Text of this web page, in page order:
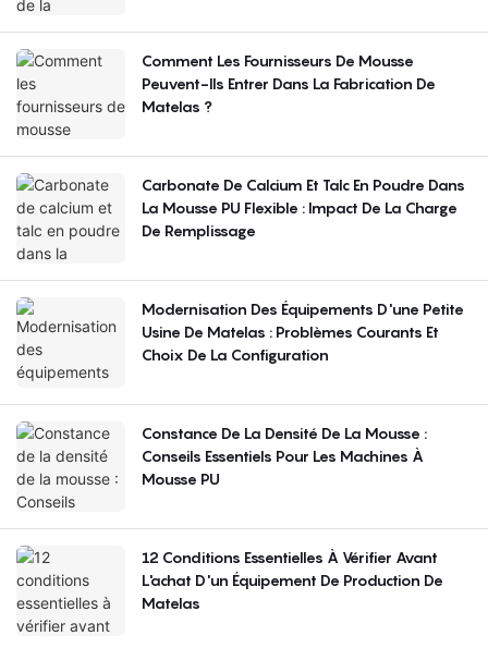
Comment Les Fournisseurs De Mousse
Peuvent-Ils Entrer Dans La Fabrication De
Matelas ?
Carbonate De Calcium Et Talc En Poudre Dans
La Mousse PU Flexible : Impact De La Charge
De Remplissage
Modernisation Des Équipements D'une Petite
Usine De Matelas : Problèmes Courants Et
Choix De La Configuration
Constance De La Densité De La Mousse :
Conseils Essentiels Pour Les Machines À
Mousse PU
12 Conditions Essentielles À Vérifier Avant
L'achat D'un Équipement De Production De
Matelas